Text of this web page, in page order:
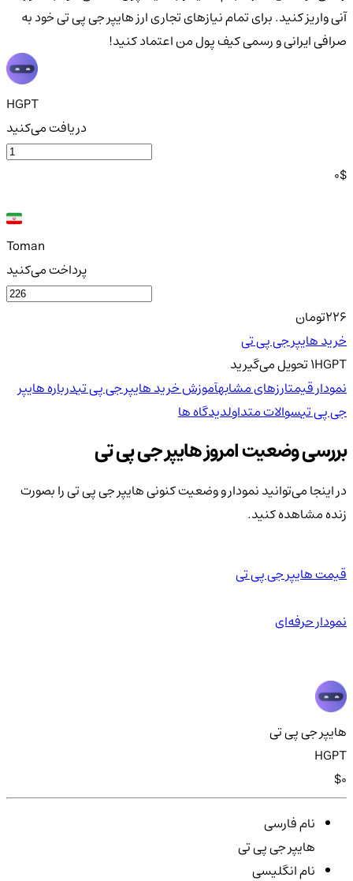
آنی واریز کنید. برای تمام نیازهای تجاری ارز هایپر جی پی تی خود به
صرافی ایرانی و رسمی کیف پول من اعتماد کنید!
HGPT
دریافت می‌کنید
0$
Toman
پرداخت می‌کنید
226تومان
خرید هایپر جی پی تی
1HGPTتحویلمی‌گیرید
نمودار قیمتارزهای مشابهآموزش خرید هایپر جی پی تیدرباره هایپر
جی پی تیسوالات متداولدیدگاه ها
بررسی وضعیت امروز هایپر جی پی تی
در اینجا می‌توانید نمودار و وضعیت کنونی هایپر جی پی تی را بصورت
زنده مشاهده کنید.
قیمت هایپر جی پی تی
نمودار حرفه‌ای
هایپر جی پی تی
HGPT
$0
نام فارسی
هایپر جی پی تی
نام انگلیسی